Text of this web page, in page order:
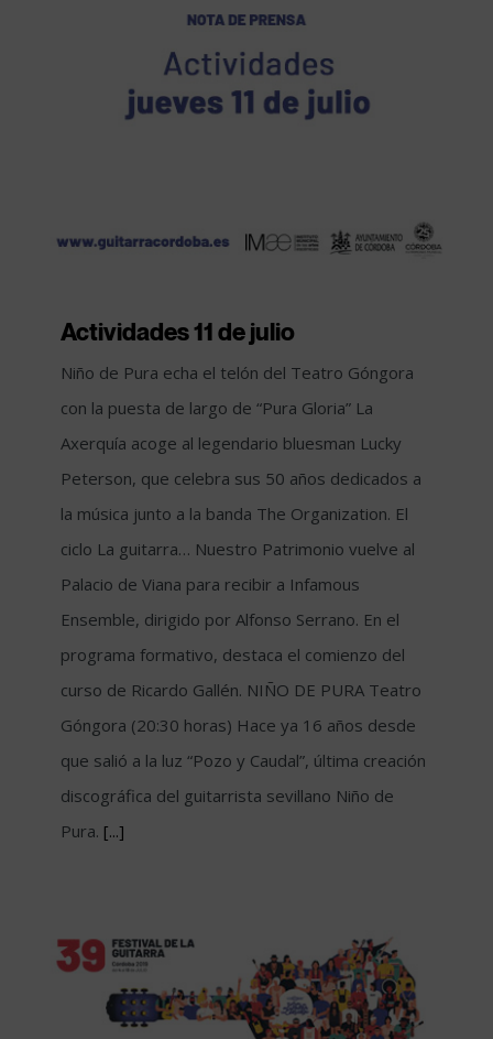
Actividades 11 de julio
Niño de Pura echa el telón del Teatro Góngora
con la puesta de largo de “Pura Gloria” La
Axerquía acoge al legendario bluesman Lucky
Peterson, que celebra sus 50 años dedicados a
la música junto a la banda The Organization. El
ciclo La guitarra… Nuestro Patrimonio vuelve al
Palacio de Viana para recibir a Infamous
Ensemble, dirigido por Alfonso Serrano. En el
programa formativo, destaca el comienzo del
curso de Ricardo Gallén. NIÑO DE PURA Teatro
Góngora (20:30 horas) Hace ya 16 años desde
que salió a la luz “Pozo y Caudal”, última creación
discográfica del guitarrista sevillano Niño de
Pura. [...]